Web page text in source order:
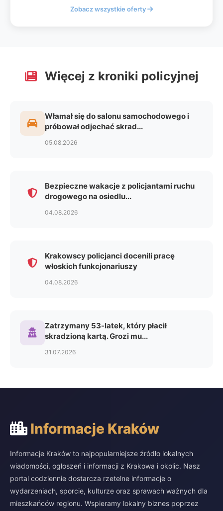
Zobacz wszystkie oferty
Więcej z kroniki policyjnej
Włamał się do salonu samochodowego i
próbował odjechać skrad...
05.08.2026
Bezpieczne wakacje z policjantami ruchu
drogowego na osiedlu...
04.08.2026
Krakowscy policjanci docenili pracę
włoskich funkcjonariuszy
04.08.2026
Zatrzymany 53-latek, który płacił
skradzioną kartą. Grozi mu...
31.07.2026
Informacje Kraków
Informacje Kraków to najpopularniejsze źródło lokalnych
wiadomości, ogłoszeń i informacji z Krakowa i okolic. Nasz
portal codziennie dostarcza rzetelne informacje o
wydarzeniach, sporcie, kulturze oraz sprawach ważnych dla
mieszkańców regionu. Wspieramy lokalny biznes poprzez